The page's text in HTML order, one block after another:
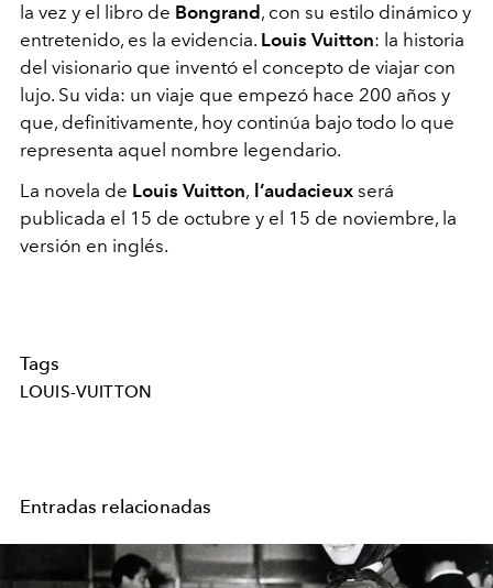
la vez y el libro de Bongrand, con su estilo dinámico y
entretenido, es la evidencia. Louis Vuitton: la historia
del visionario que inventó el concepto de viajar con
lujo. Su vida: un viaje que empezó hace 200 años y
que, definitivamente, hoy continúa bajo todo lo que
representa aquel nombre legendario.
La novela de Louis Vuitton, l’audacieux será
publicada el 15 de octubre y el 15 de noviembre, la
versión en inglés.
Tags
LOUIS-VUITTON
Entradas relacionadas